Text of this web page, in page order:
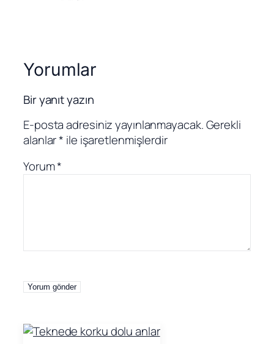
Yorumlar
Bir yanıt yazın
E-posta adresiniz yayınlanmayacak.Gerekli
alanlar* ile işaretlenmişlerdir
Yorum*